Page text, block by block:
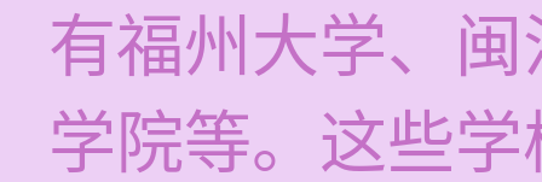
有福州大学、
学院等。这些